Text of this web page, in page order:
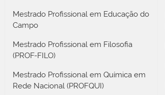
Mestrado Profissional em Educação do
Campo
Mestrado Profissional em Filosofia
(PROF-FILO)
Mestrado Profissional em Química em
Rede Nacional (PROFQUI)